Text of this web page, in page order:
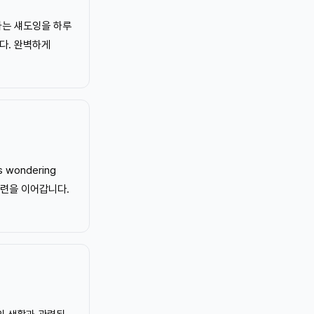
섀도잉을 하루
. 완벽하게
wondering
을 이어갑니다.